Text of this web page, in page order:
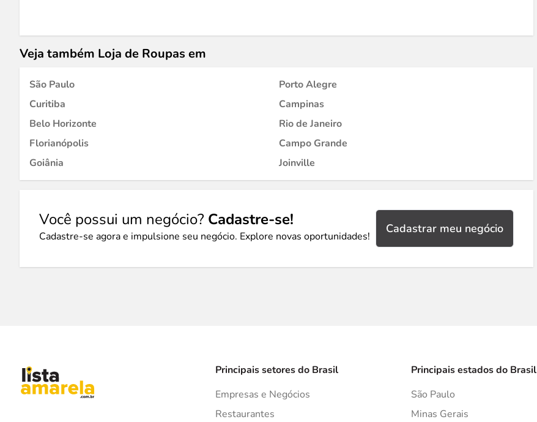
Veja também Loja de Roupas em
São Paulo
Porto Alegre
Curitiba
Campinas
Belo Horizonte
Rio de Janeiro
Florianópolis
Campo Grande
Goiânia
Joinville
Você possui um negócio? Cadastre-se!
Cadastre-se agora e impulsione seu negócio. Explore novas oportunidades!
Cadastrar meu negócio
Principais setores do Brasil
Empresas e Negócios
Restaurantes
Principais estados do Brasil
São Paulo
Minas Gerais